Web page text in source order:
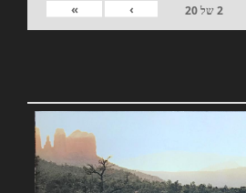
2של20
›
»